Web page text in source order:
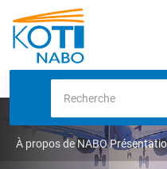
À propos de NABO